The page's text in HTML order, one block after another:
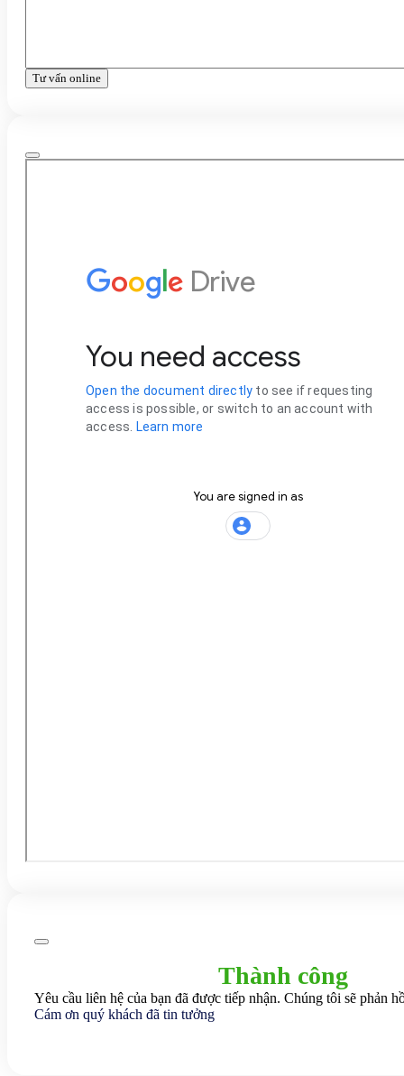
Tư vấn online
Thành công
Yêu cầu liên hệ của bạn đã được tiếp nhận. Chúng tôi sẽ phản
Cám ơn quý khách đã tin tưởng